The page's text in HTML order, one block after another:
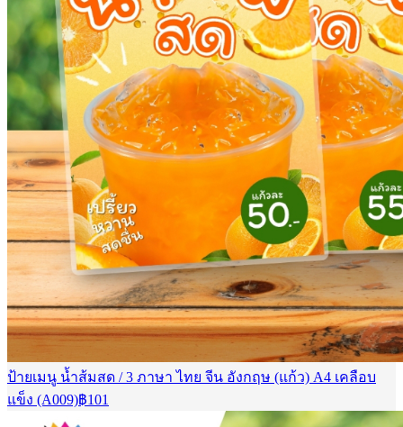
ป้ายเมนู น้ำส้มสด / 3 ภาษา ไทย จีน อังกฤษ (แก้ว) A4 เคลือบ
แข็ง (A009)฿101